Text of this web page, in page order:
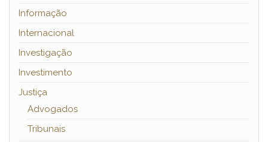
Informação
Internacional
Investigação
Investimento
Justiça
Advogados
Tribunais